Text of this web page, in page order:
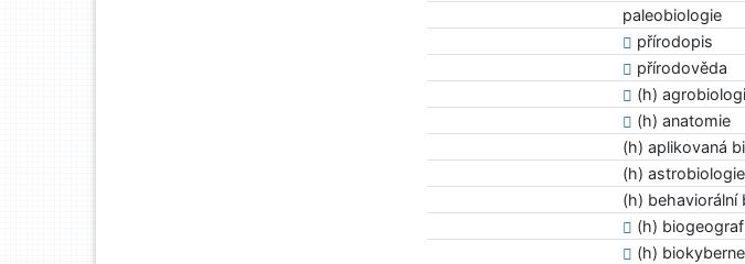
paleobiologie
přírodopis
přírodověda
(h)
(h) anatomie
(h) aplikovaná
(h) astrobiologie
(h) behaviorální
(h)
(h)